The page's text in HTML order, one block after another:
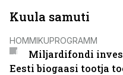
Kuula samuti
HOMMIKUPROGRAMM
Miljardifondi
Eesti biogaasi tootja